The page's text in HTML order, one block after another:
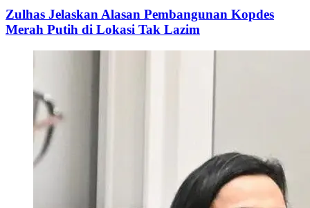
Zulhas Jelaskan Alasan Pembangunan Kopdes
Merah Putih di Lokasi Tak Lazim